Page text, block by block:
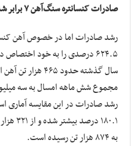
صادرات کنسانتره سنگ‌آهن ٧ برابر شد
رشد صادرات اما در خصوص آهن
۶٢۴.۵ درصدی را به خود
سال گذشته حدود
رشد صادرات در این مقایسه
١٨٠.١
به ٨٧۴ هزار تن رسیده است.